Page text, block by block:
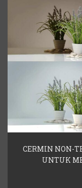
CERMIN NON-
UNTUK